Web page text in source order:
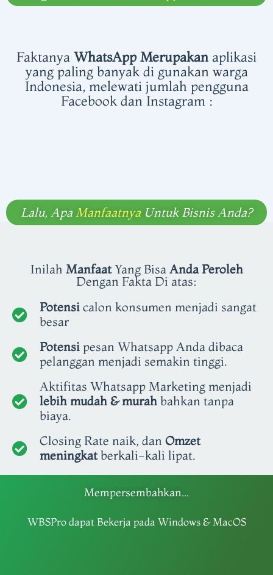
Faktanya WhatsApp Merupakan aplikasi
yang paling banyak di gunakan warga
Indonesia, melewati jumlah pengguna
Facebook dan Instagram :
Lalu, Apa Manfaatnya Untuk Bisnis Anda?
Inilah ManfaatYang Bisa Anda Peroleh
Dengan Fakta Di atas:
Potensi calon konsumen menjadi sangat
besar
Potensi pesan Whatsapp Anda dibaca
pelanggan menjadi semakin tinggi.
Aktifitas Whatsapp Marketing menjadi
lebih mudah & murah bahkan tanpa
biaya.
Closing Rate naik, danOmzet
meningkatberkali-kali lipat.
Mempersembahkan...
WBSPro dapat Bekerja pada Windows & MacOS